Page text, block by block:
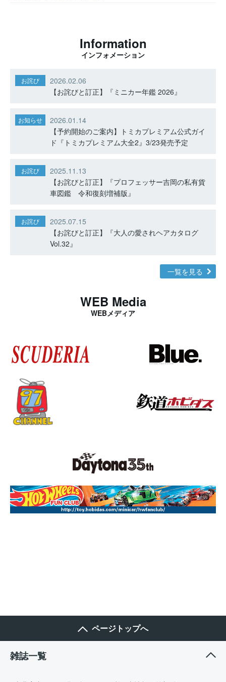
Information
インフォメーション
お詫び
2026.02.06
【お詫びと訂正】『ミニカー年鑑 2026』
お知らせ
2026.01.14
【予約開始のご案内】トミカプレミアム公式ガイ
ド『トミカプレミアム大全2』3/23発売予定
お詫び
2025.11.13
【お詫びと訂正】『プロフェッサー吉岡の私有貨
車図鑑 令和復刻増補版』
お詫び
2025.07.15
【お詫びと訂正】『大人の愛されヘアカタログ
Vol.32』
一覧を見る
WEB Media
WEBメディア
ページトップへ
雑誌一覧